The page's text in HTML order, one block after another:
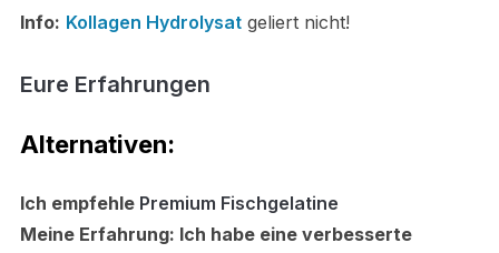
Info: Kollagen Hydrolysatgeliert nicht!
Eure Erfahrungen
Alternativen:
Ich empfehle Premium Fischgelatine
Meine Erfahrung: Ich habe eine verbesserte